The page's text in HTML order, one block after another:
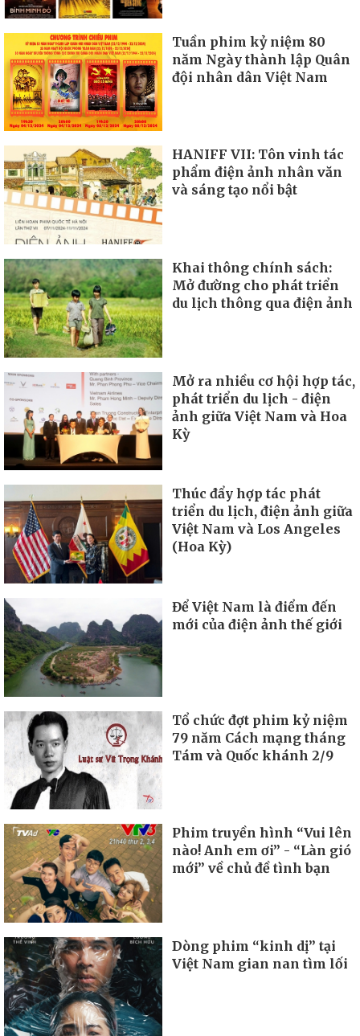
Tuần phim kỷ niệm 80
năm Ngày thành lập Quân
đội nhân dân Việt Nam
HANIFF VII: Tôn vinh tác
phẩm điện ảnh nhân văn
và sáng tạo nổi bật
Khai thông chính sách:
Mở đường cho phát triển
du lịch thông qua điện ảnh
Mở ra nhiều cơ hội hợp tác,
phát triển du lịch - điện
ảnh giữa Việt Nam và Hoa
Kỳ
Thúc đẩy hợp tác phát
triển du lịch, điện ảnh giữa
Việt Nam và Los Angeles
(Hoa Kỳ)
Để Việt Nam là điểm đến
mới của điện ảnh thế giới
Tổ chức đợt phim kỷ niệm
79 năm Cách mạng tháng
Tám và Quốc khánh 2/9
Phim truyền hình “Vui lên
nào! Anh em ơi” - “Làn gió
mới” về chủ đề tình bạn
Dòng phim “kinh dị” tại
Việt Nam gian nan tìm lối